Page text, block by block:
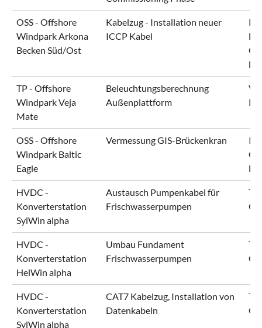
OSS - Offshore
Windpark Arkona
Becken Süd/Ost
Kabelzug - Installation neuer
ICCP Kabel
TP - Offshore
Windpark Veja
Mate
Beleuchtungsberechnung
Außenplattform
OSS - Offshore
Windpark Baltic
Eagle
Vermessung GIS-Brückenkran
HVDC -
Konverterstation
SylWin alpha
Austausch Pumpenkabel für
Frischwasserpumpen
HVDC -
Konverterstation
HelWin alpha
Umbau Fundament
Frischwasserpumpen
HVDC -
Konverterstation
SylWin alpha
CAT7 Kabelzug, Installation von
Datenkabeln